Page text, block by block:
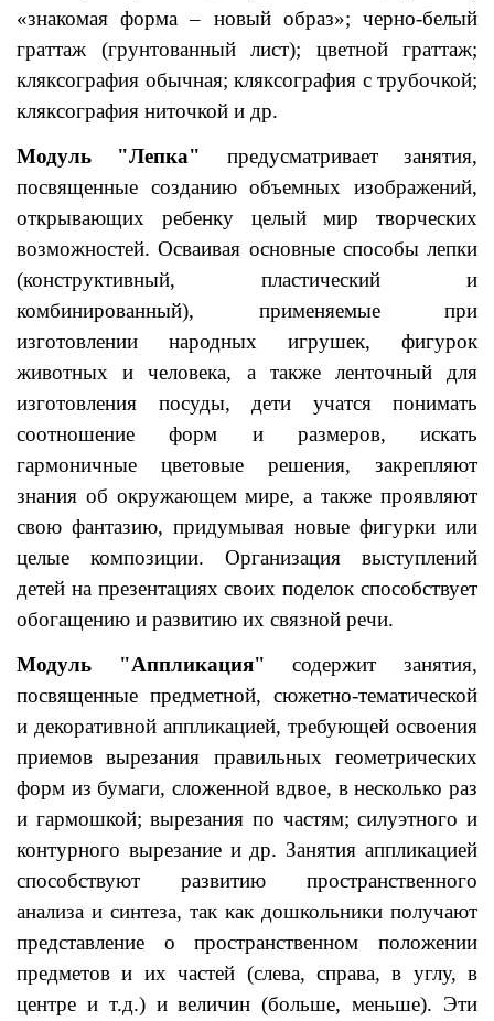
«знакомая форма – новый образ»; черно-белый
граттаж (грунтованный лист); цветной граттаж;
кляксография обычная; кляксография с трубочкой;
кляксография ниточкой и др.
Модуль "Лепка" предусматривает занятия,
посвященные созданию объемных изображений,
открывающих ребенку целый мир творческих
возможностей. Осваивая основные способы лепки
(конструктивный, пластический и
комбинированный), применяемые при
изготовлении народных игрушек, фигурок
животных и человека, а также ленточный для
изготовления посуды, дети учатся понимать
соотношение форм и размеров, искать
гармоничные цветовые решения, закрепляют
знания об окружающем мире, а также проявляют
свою фантазию, придумывая новые фигурки или
целые композиции. Организация выступлений
детей на презентациях своих поделок способствует
обогащению и развитию их связной речи.
Модуль "Аппликация"содержит
занятия,
посвященные предметной, сюжетно-тематической
и декоративной аппликацией, требующей освоения
приемоввырезания правильных геометрических
форм из бумаги, сложенной вдвое, в несколько раз
и гармошкой; вырезания по частям; силуэтного и
контурного вырезание и др. Занятия аппликацией
способствуют развитию пространственного
анализа и синтеза, так как дошкольники получают
представление о пространственном положении
предметов и их частей (слева, справа, в углу, в
центре и т.д.) и величин (больше, меньше). Эти